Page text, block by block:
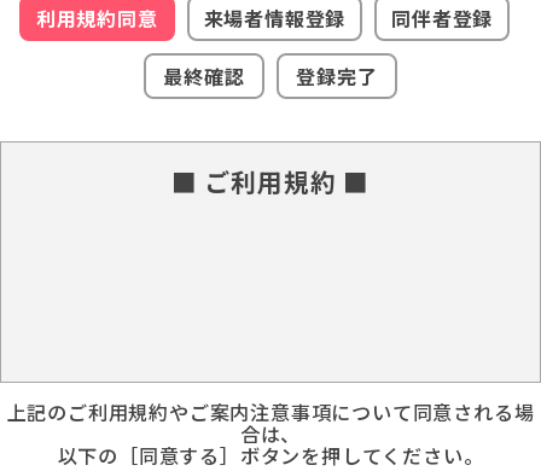
利用規約同意 来場者情報登録
同伴者登録
最終確認
登録完了
■ ご利用規約 ■
上記のご利用規約やご案内注意事項について同意される場
合は、
以下の［同意する］ボタンを押してください。